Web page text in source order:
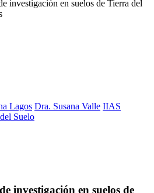
investigación en suelos de Tierra del
Lagos Dra. Susana Valle IIAS
Suelo
investigación en suelos de